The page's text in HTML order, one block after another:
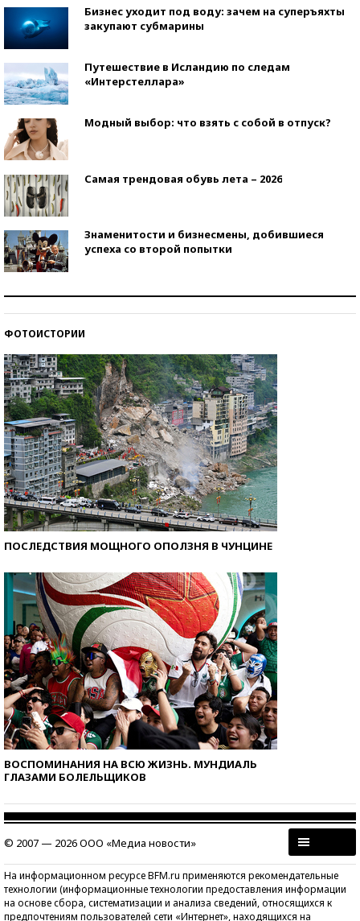
Бизнес уходит под воду: зачем на суперъяхты
закупают субмарины
Путешествие в Исландию по следам
«Интерстеллара»
Модный выбор: что взять с собой в отпуск?
Самая трендовая обувь лета – 2026
Знаменитости и бизнесмены, добившиеся
успеха со второй попытки
ФОТОИСТОРИИ
ПОСЛЕДСТВИЯ МОЩНОГО ОПОЛЗНЯ В ЧУНЦИНЕ
ВОСПОМИНАНИЯ НА ВСЮ ЖИЗНЬ. МУНДИАЛЬ
ГЛАЗАМИ БОЛЕЛЬЩИКОВ
© 2007 — 2026 ООО «Медиа новости»
На информационном ресурсе BFM.ru применяются рекомендательные
технологии (информационные технологии предоставления информации
на основе сбора, систематизации и анализа сведений, относящихся к
предпочтениям пользователей сети «Интернет», находящихся на